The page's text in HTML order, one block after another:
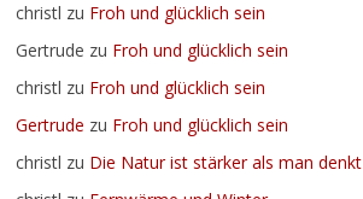
christl zu Froh und glücklich sein
Gertrude zu Froh und glücklich sein
christl zu Froh und glücklich sein
Gertrude zu Froh und glücklich sein
christl zu Die Natur ist stärker als man denkt